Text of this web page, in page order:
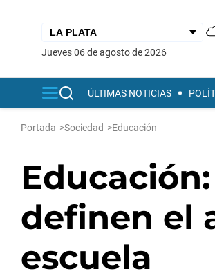
jueves 06 de agosto de 2026
ÚLTIMAS NOTICIAS
Portada >Sociedad >Educación
definen el
escuela